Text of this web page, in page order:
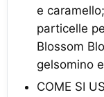
e
particelle
Blossom
gelsomino
COME SI